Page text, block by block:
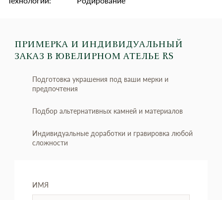
ПРИМЕРКА И ИНДИВИДУАЛЬНЫЙ
ЗАКАЗ В ЮВЕЛИРНОМ АТЕЛЬЕ RS
Подготовка украшения под ваши мерки и
предпочтения
Подбор альтернативных камней и материалов
Индивидуальные доработки и гравировка любой
сложности
ИМЯ